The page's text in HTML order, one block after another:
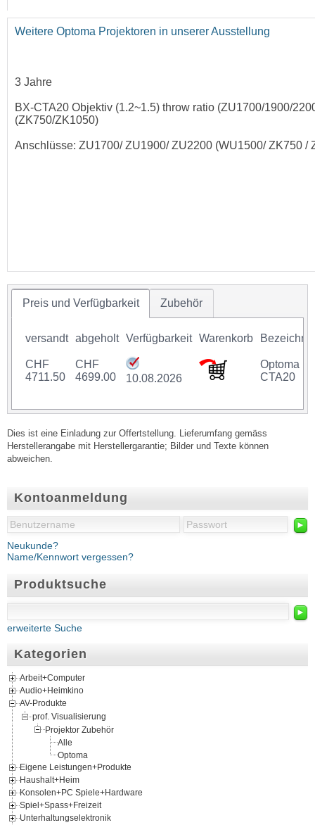
Kontoanmeldung
►
Neukunde?
Name/Kennwort vergessen?
Produktsuche
►
erweiterte Suche
Kategorien
Arbeit+Computer
Audio+Heimkino
AV-Produkte
prof. Visualisierung
Projektor Zubehör
Alle
Optoma
Eigene Leistungen+Produkte
Haushalt+Heim
Konsolen+PC Spiele+Hardware
Spiel+Spass+Freizeit
Unterhaltungselektronik
Weitere Optoma Projektoren in unserer Ausstellung
3 Jahre
BX-CTA20 Objektiv (1.2~1.5) throw ratio (ZU1700/1900/
(ZK750/ZK1050)
Anschlüsse: ZU1700/ ZU1900/ ZU2200 (WU1500/ ZK750 /
Preis und Verfügbarkeit Zubehör
versandt abgeholt Verfügbarkeit Warenkorb
CHF
4711.50
CHF
4699.00
10.08.2026
Optoma
CTA20
Dies ist eine Einladung zur Offertstellung. Lieferumfang gemäss
Herstellerangabe mit Herstellergarantie; Bilder und Texte können
abweichen.